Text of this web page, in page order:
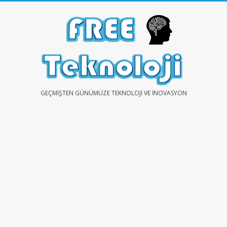
FREEGEÇMIŞTEN GÜNÜMÜZE TEKNOLOJI VE İNOVASYON